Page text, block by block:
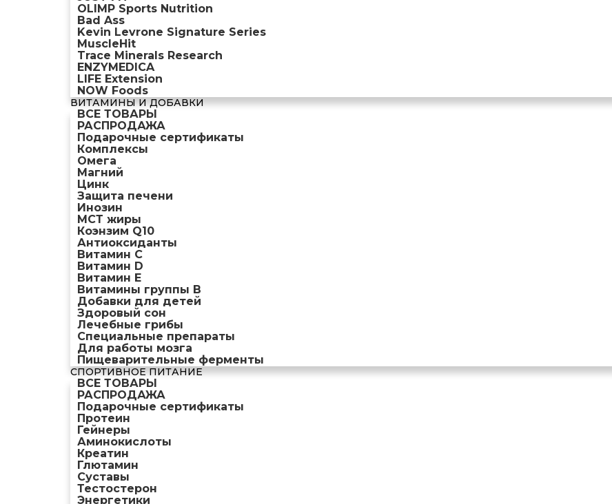
OLIMP Sports Nutrition
Bad Ass
Kevin Levrone Signature Series
MuscleHit
Trace Minerals Research
ENZYMEDICA
LIFE Extension
NOW Foods
ВИТАМИНЫ И ДОБАВКИ
ВСЕ ТОВАРЫ
РАСПРОДАЖА
Подарочные сертификаты
Комплексы
Омега
Магний
Цинк
Защита печени
Инозин
МСТ жиры
Коэнзим Q10
Антиоксиданты
Витамин С
Витамин D
Витамин Е
Витамины группы B
Добавки для детей
Здоровый сон
Лечебные грибы
Специальные препараты
Для работы мозга
Пищеварительные ферменты
СПОРТИВНОЕ ПИТАНИЕ
ВСЕ ТОВАРЫ
РАСПРОДАЖА
Подарочные сертификаты
Протеин
Гейнеры
Аминокислоты
Креатин
Глютамин
Суставы
Тестостерон
Энергетики